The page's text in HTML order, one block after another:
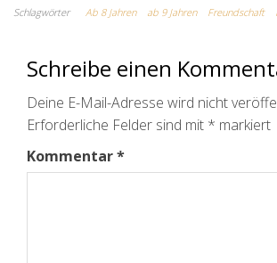
Schlagwörter Ab 8 Jahren ab 9 Jahren Freundschaft
Schreibe einen
Deine E-Mail-Adresse wird nicht
Erforderliche Felder sind mit * markiert
Kommentar*